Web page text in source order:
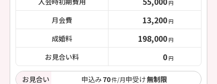
円
月会費 13,200 円
成婚料 198,000 円
お見合い料 0 円
お見合い 申込み70件/月申受け無制限